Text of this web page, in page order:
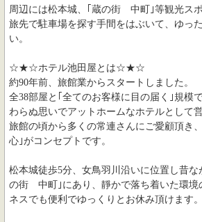
周辺には松本城、｢蔵の街 中町｣等観光ス
旅先で駐車場を探す手間をはぶいて、ゆっ
い。
☆★☆ホテル池田屋とは☆★☆
約90年前、旅館業からスタートしました。
全38部屋と｢全てのお客様に目の届く｣規模
わらぬ思いでアットホームなホテルとして
旅館の頃から多くの常連さんにご愛顧頂き
心｣がコンセプトです。
松本城徒歩5分、女鳥羽川沿いに位置し昔
の街 中町｣にあり、靜かで落ち着いた環境
ネスでも便利でゆっくりとお休み頂けます。